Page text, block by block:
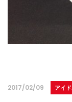
2017/02/09 アイ